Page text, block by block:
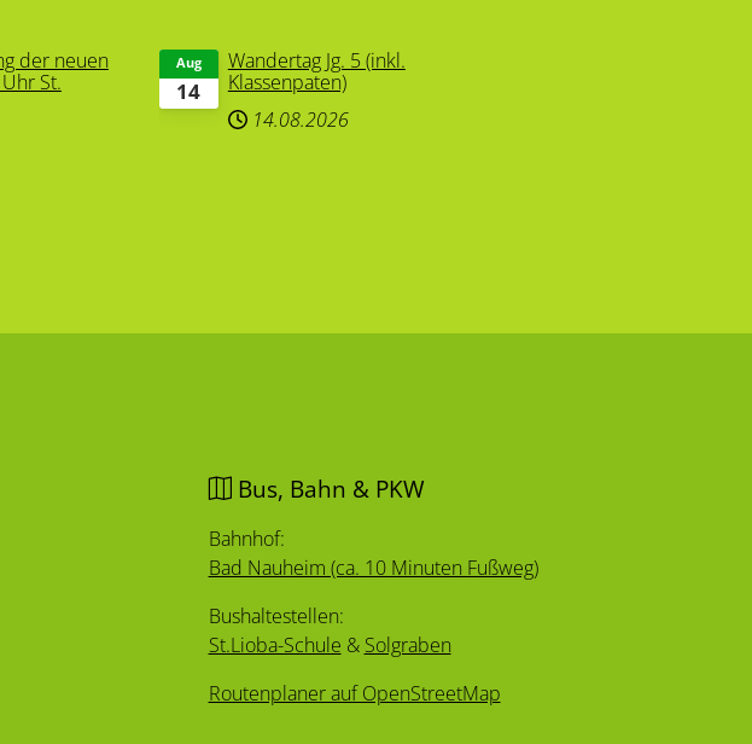
der neuen
St.
14
Aug
Wandertag Jg. 5 (inkl.
Klassenpaten)
14.08.2026
Bus, Bahn & PKW
Bahnhof:
Bad Nauheim (ca. 10 Minuten Fußweg)
Bushaltestellen:
St.Lioba-Schule & Solgraben
Routenplaner auf OpenStreetMap